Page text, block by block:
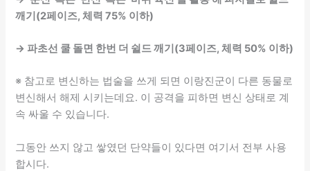
깨기(2페이즈, 체력 75% 이하)
→ 파초선 쿨 돌면 한번 더 쉴드 깨기(3페이즈, 체력 50% 이하)
※ 참고로 변신하는 법술을 쓰게 되면 이랑진군이 다른 동물로
변신해서 해제 시키는데요. 이 공격을 피하면 변신 상태로 계
속 싸울 수 있습니다.
그동안 쓰지 않고 쌓였던 단약들이 있다면 여기서 전부 사용
합시다.